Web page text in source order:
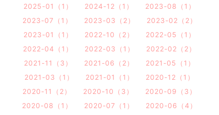
2025-01（1） 2024-12（1）
2023-08（1）
2023-07（1）
2023-03（2）
2023-02（2）
2023-01（1）
2022-10（2）
2022-05（1）
2022-04（1）
2022-03（1）
2022-02（2）
2021-11（3）
2021-06（2）
2021-05（1）
2021-03（1）
2021-01（1）
2020-12（1）
2020-11（2）
2020-10（3）
2020-09（3）
2020-08（1）
2020-07（1）
2020-06（4）